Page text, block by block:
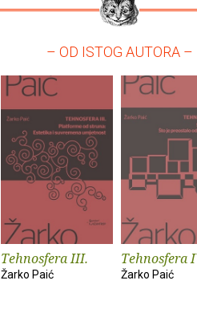
– OD ISTOG AUTORA –
Tehnosfera III.
Žarko Paić
Tehnosfera
Žarko Paić